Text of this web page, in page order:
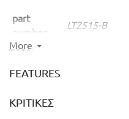
part
number:
LT2515-B
More
FEATURES
ΚΡΙΤΙΚΈΣ